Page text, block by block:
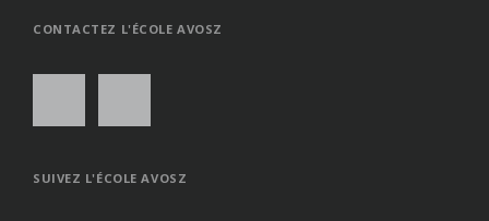
CONTACTEZ L'ÉCOLE AVOSZ
SUIVEZ L'ÉCOLE AVOSZ